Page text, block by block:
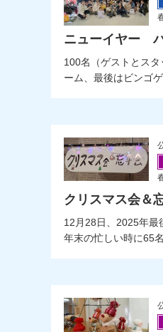
ニューイヤー
100名（ゲストとス
ーム、最後はビンゴゲ
クリスマス会＆
12月28日、2025年最
年末の忙しい時に65